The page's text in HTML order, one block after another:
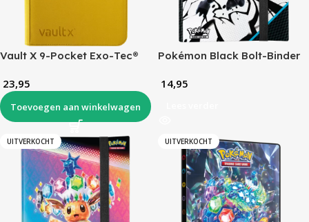
Vault X 9-Pocket Exo-Tec®
23,95
Toevoegen aan winkelwagen
Pokémon Black Bolt-Binder
14,95
UITVERKOCHT UITVERKOCHT